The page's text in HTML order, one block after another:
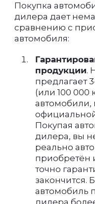
Покупка
дилера дает
сравнению с
автомобиля:
продукции.
предлагает
(или 100 000
Покупая
дилера, вы
реально
приобретён
точно
закончится.
автомобиль